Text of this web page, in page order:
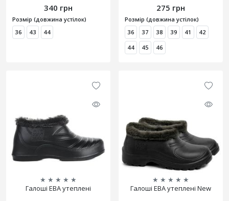
340 грн
Розмір (довжина устілок)
36
43 44
275 грн
Розмір (довжина устілок)
36
37 38 39 41
42
44
45 46
★ ★ ★ ★ ★
Галоші ЕВА утеплені
★ ★ ★ ★ ★
Галоші ЕВА утеплені New